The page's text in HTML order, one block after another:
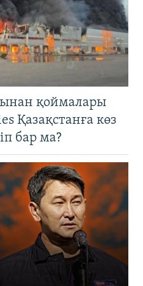
қоймалары
Қазақстанға көз
бар ма?